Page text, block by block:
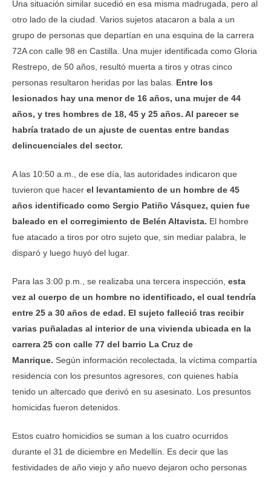
Una situación similar sucedió en esa misma madrugada, pero al
otro lado de la ciudad. Varios sujetos atacaron a bala a un
grupo de personas que departían en una esquina de la carrera
72A con calle 98 en Castilla. Una mujer identificada como Gloria
Restrepo, de 50 años, resultó muerta a tiros y otras cinco
personas resultaron heridas por las balas. Entre los
lesionados hay una menor de 16 años, una mujer de 44
años, y tres hombres de 18, 45 y 25 años. Al parecer se
habría tratado de un ajuste de cuentas entre bandas
delincuenciales del sector.
A las 10:50 a.m., de ese día, las autoridades indicaron que
tuvieron que hacer el levantamiento de un hombre de 45
años identificado como Sergio Patiño Vásquez, quien fue
baleado en el corregimiento de Belén Altavista. El hombre
fue atacado a tiros por otro sujeto que, sin mediar palabra, le
disparó y luego huyó del lugar.
Para las 3:00 p.m., se realizaba una tercera inspección, esta
vez al cuerpo de un hombre no identificado, el cual tendría
entre 25 a 30 años de edad. El sujeto falleció tras recibir
varias puñaladas al interior de una vivienda ubicada en la
carrera 25 con calle 77 del barrio La Cruz de
Manrique. Según información recolectada, la víctima compartía
residencia con los presuntos agresores, con quienes había
tenido un altercado que derivó en su asesinato. Los presuntos
homicidas fueron detenidos.
Estos cuatro homicidios se suman a los cuatro ocurridos
durante el 31 de diciembre en Medellín. Es decir que las
festividades de año viejo y año nuevo dejaron ocho personas